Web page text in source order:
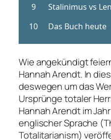
Wie angekündigt
Hannah Arendt. In
deswegen um das
Ursprünge totaler
Hannah Arendt im
englischer Sprache (
Totalitarianism)